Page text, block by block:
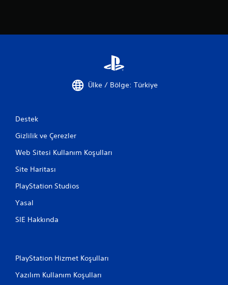
b
s
e
r
i
l
s
i
n
b
Ülke / Bölge: Türkiye
Destek
Gizlilik ve Çerezler
Web Sitesi Kullanım Koşulları
Site Haritası
PlayStation Studios
Yasal
SIE Hakkında
PlayStation Hizmet Koşulları
Yazılım Kullanım Koşulları